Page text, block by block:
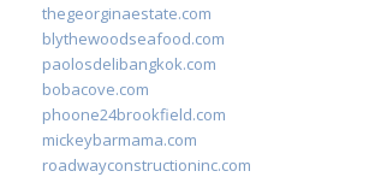
thegeorginaestate.com
blythewoodseafood.com
paolosdelibangkok.com
bobacove.com
phoone24brookfield.com
mickeybarmama.com
roadwayconstructioninc.com